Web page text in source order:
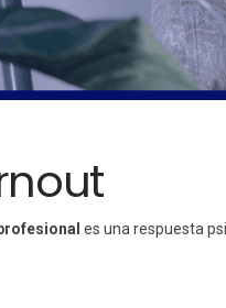
es una respuesta